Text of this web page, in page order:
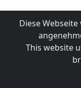
Diese
This website